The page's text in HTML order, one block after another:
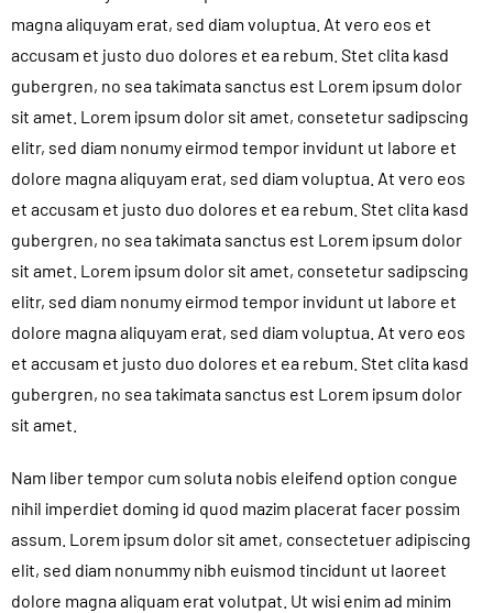
magna aliquyam erat, sed diam voluptua. At vero eos et
accusam et justo duo dolores et ea rebum. Stet clita kasd
gubergren, no sea takimata sanctus est Lorem ipsum dolor
sit amet. Lorem ipsum dolor sit amet, consetetur sadipscing
elitr, sed diam nonumy eirmod tempor invidunt ut labore et
dolore magna aliquyam erat, sed diam voluptua. At vero eos
et accusam et justo duo dolores et ea rebum. Stet clita kasd
gubergren, no sea takimata sanctus est Lorem ipsum dolor
sit amet. Lorem ipsum dolor sit amet, consetetur sadipscing
elitr, sed diam nonumy eirmod tempor invidunt ut labore et
dolore magna aliquyam erat, sed diam voluptua. At vero eos
et accusam et justo duo dolores et ea rebum. Stet clita kasd
gubergren, no sea takimata sanctus est Lorem ipsum dolor
sit amet.
Nam liber tempor cum soluta nobis eleifend option congue
nihil imperdiet doming id quod mazim placerat facer possim
assum. Lorem ipsum dolor sit amet, consectetuer adipiscing
elit, sed diam nonummy nibh euismod tincidunt ut laoreet
dolore magna aliquam erat volutpat. Ut wisi enim ad minim